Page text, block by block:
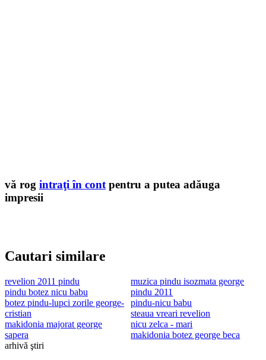
vă rog intraţi în cont pentru a putea adăuga
impresii
Cautari similare
revelion 2011 pindu
muzica pindu isozmata george
pindu botez nicu babu
pindu 2011
botez pindu-lupci zorile george-
cristian
pindu-nicu babu
steaua vreari revelion
makidonia majorat george
sapera
nicu zelca - mari
makidonia botez george beca
arhivă ştiri